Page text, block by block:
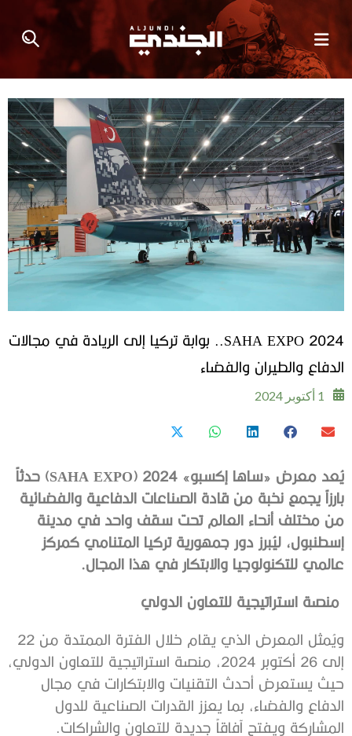
SAHA EXPO 2024.. بوابة تركيا إلى الريادة في مجالات
الدفاع والطيران والفضاء
1 أكتوبر 2024
يُعد معرض «ساها إكسبو» 2024
(SAHA EXPO)
حدثاً
بارزاً يجمع نخبة من قادة الصناعات الدفاعية والفضائية
من مختلف أنحاء العالم تحت سقف واحد في مدينة
إسطنبول، ليُبرز دور جمهورية تركيا المتنامي كمركز
عالمي للتكنولوجيا والابتكار في هذا المجال.
منصة استراتيجية للتعاون الدولي
ويُمثل المعرض الذي يقام خلال الفترة الممتدة من 22
إلى 26 أكتوبر 2024، منصة استراتيجية للتعاون الدولي،
حيث يستعرض أحدث التقنيات والابتكارات في مجال
الدفاع والفضاء، بما يعزز القدرات الصناعية للدول
المشاركة ويفتح آفاقاً جديدة للتعاون والشراكات.